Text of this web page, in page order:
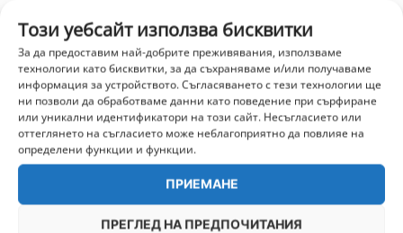
Този уебсайт използва бисквитки
За да предоставим най-добрите преживявания, използваме
технологии като бисквитки, за да съхраняваме и/или получаваме
информация за устройството. Съгласяването с тези технологии ще
ни позволи да обработваме данни като поведение при сърфиране
или уникални идентификатори на този сайт. Несъгласието или
оттеглянето на съгласието може неблагоприятно да повлияе на
определени функции и функции.
ПРИЕМАНЕ
ПРЕГЛЕД НА ПРЕДПОЧИТАНИЯ